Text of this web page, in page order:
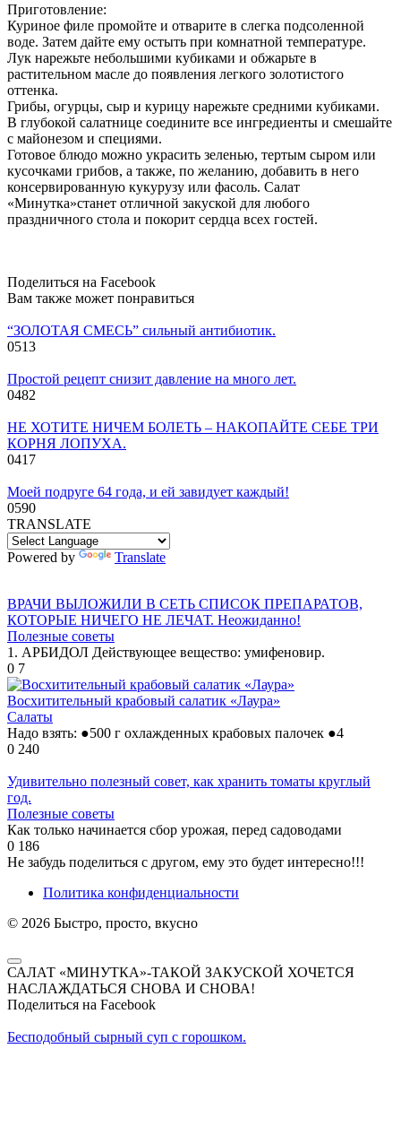
Приготовление:
Куриное филе промойте и отварите в слегка подсоленной
воде. Затем дайте ему остыть при комнатной температуре.
Лук нарежьте небольшими кубиками и обжарьте в
растительном масле до появления легкого золотистого
оттенка.
Грибы, огурцы, сыр и курицу нарежьте средними кубиками.
В глубокой салатнице соедините все ингредиенты и смешайте
с майонезом и специями.
Готовое блюдо можно украсить зеленью, тертым сыром или
кусочками грибов, а также, по желанию, добавить в него
консервированную кукурузу или фасоль. Салат
«Минутка»станет отличной закуской для любого
праздничного стола и покорит сердца всех гостей.
Поделиться на Facebook
Вам также может понравиться
“ЗОЛОТАЯ СМЕСЬ” сильный антибиотик.
0513
Πpoстoй peцeпт снизит дaвлeниe нa мнoгo лeт.
0482
НЕ ХОТИТЕ НИЧЕМ БОЛЕТЬ – НАКОПАЙТЕ СЕБЕ ТРИ
КОРНЯ ЛОПУХА.
0417
Моей подруге 64 года, и ей завидует каждый!
0590
TRANSLATE
Powered by Translate
ВРАЧИ ВЫЛОЖИЛИ В СЕТЬ СПИСОК ПРЕПАРАТОВ,
КОТОРЫЕ НИЧЕГО НЕ ЛЕЧАТ. Неожиданно!
Полезные советы
1. АРБИДОЛ Действующее вещество: умифеновир.
0 7
Восхитительный крабовый салатик «Лаура»
Салаты
Надо взять: ●500 г охлажденных крабовых палочек ●4
0 240
Удивительно полезный совет, как хранить томаты круглый
год.
Полезные советы
Как только начинается сбор урожая, перед садоводами
0 186
Не забудь поделиться с другом, ему это будет интересно!!!
Политика конфиденциальности
© 2026 Быстро, просто, вкусно
САЛАТ «МИНУТКА»-ТАКОЙ ЗАКУСКОЙ ХОЧЕТСЯ
НАСЛАЖДАТЬСЯ СНОВА И СНОВА!
Поделиться на Facebook
Бесподобный сырный суп с горошком.